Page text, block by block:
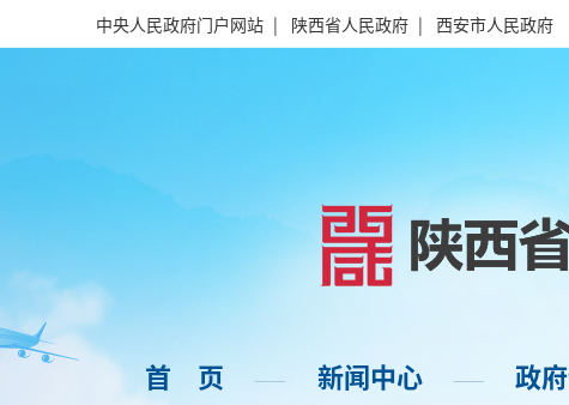
中央人民政府门户网站 | 陕西省人民政府 | 西安市人民政府
首 页 —— 新闻中心 —— 政